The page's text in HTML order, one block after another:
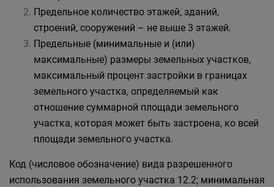
Предельное количество этажей, зданий,
строений, сооружений – не выше 3 этажей.
Предельные (минимальные и (или)
максимальные) размеры земельных участков,
максимальный процент застройки в границах
земельного участка, определяемый как
отношение суммарной площади земельного
участка, которая может быть застроена, ко всей
площади земельного участка.
Код (числовое обозначение) вида разрешенного
использования земельного участка 12.2; минимальная